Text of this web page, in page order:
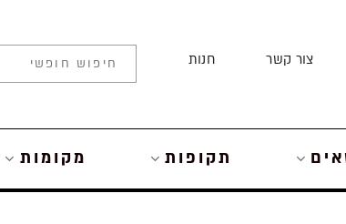
צור קשר חנות
תקופות מקומות